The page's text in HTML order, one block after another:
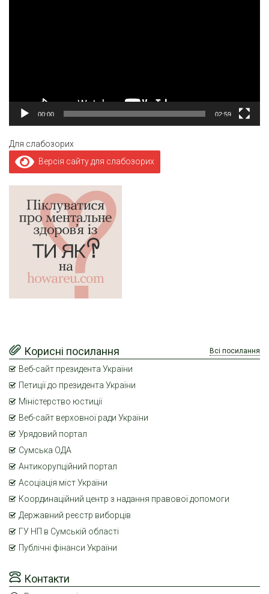
00:00 02:59
Для слабозорих
Версія сайту для слабозорих
Контакти
Корисні посилання Всі посилання
Веб-сайт президента України
Петиції до президента України
Міністерство юстиції
Веб-сайт верховної ради України
Урядовий портал
Сумська ОДА
Антикорупційний портал
Асоціація міст України
Координаційний центр з надання правової допомоги
Державний реєстр виборців
ГУ НП в Сумській області
Публічні фінанси України